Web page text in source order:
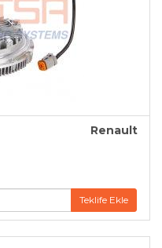
Renault
Teklife Ekle